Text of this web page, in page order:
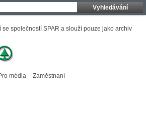
Vyhledávání
společností SPAR a slouží pouze jako archiv
média Zaměstnaní